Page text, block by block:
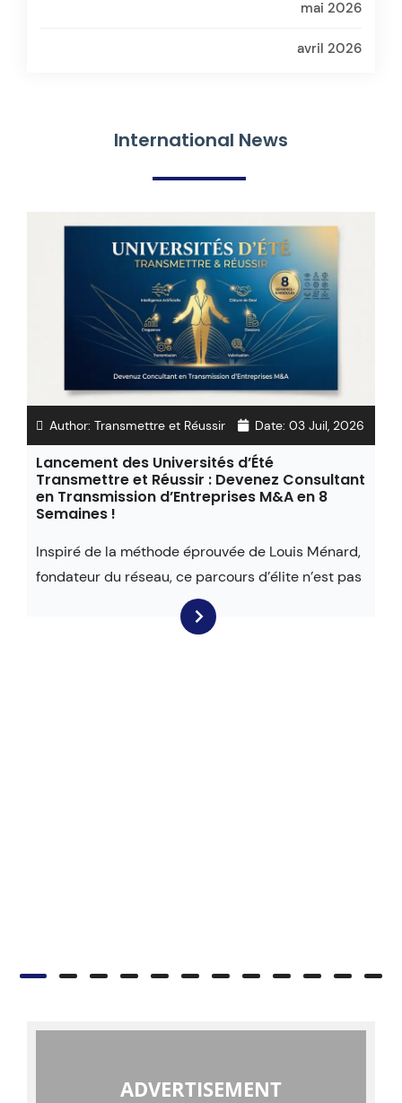
mai 2026
avril 2026
International News
Author: Transmettre et Réussir Date: 03 Juil, 2026
Lancement des Universités d’Été
Transmettre et Réussir : Devenez Consultant
en Transmission d’Entreprises M&A en 8
Semaines !
Inspiré de la méthode éprouvée de Louis Ménard,
fondateur du réseau, ce parcours d’élite n’est pas
ADVERTISEMENT